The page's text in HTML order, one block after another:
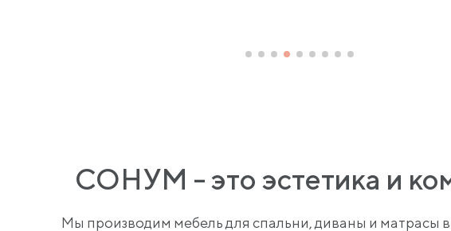
СОНУМ - это эстетика и
Мы производим мебель для спальни, диваны и матрасы